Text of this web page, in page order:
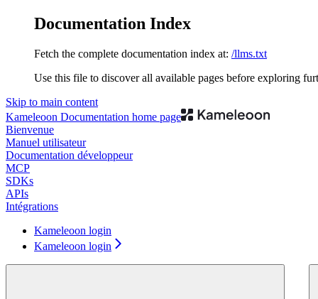
Documentation Index
Fetch the complete documentation index at: /llms.txt
Use this file to discover all available pages before exploring
Skip to main content
Kameleoon Documentation home page
Bienvenue
Manuel utilisateur
Documentation développeur
MCP
SDKs
APIs
Intégrations
Kameleoon login
Kameleoon login